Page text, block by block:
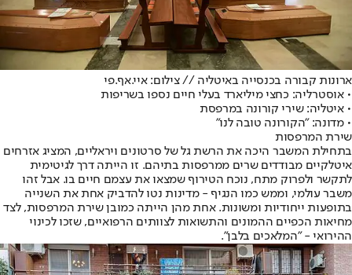
ארונות קבורה בכנסייה באיטליה // צילום: איי.אף.פי
• אוסטרליה: כחצי מיליארד בעלי חיים נספו בשריפות
• איטליה: שירי קורונה במרפסת
• מדונה: "הקורונה טובה לנו"
שירת המרפסות
בתחילת המשבר היכה את הרשת גל של סרטונים ויראליים, המציג אזרחים
איטלקיים מבודדים שרים ממרפסות בתיהם. זו הייתה דרך לגיטימית
לתקשר ולפרוק מתח, נוכח הטירוף שמצאו את עצמם חיים בו. אבל זהו
משבר עולמי, וממש כמו הנגיף - מדינות נטו להדביק אחת את השנייה
בתופעות ייחודיות ומשונות. אחת מהן הייתה כמובן שירת המרפסות, לצד
מחיאות הכפיים ההמונים והתשואות לצוותים הרפואיים, שזכו לכינוי
ההירואי - "המלאכים בלבן".